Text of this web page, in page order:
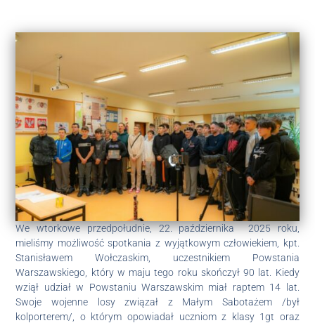
We wtorkowe przedpołudnie, 22. października 2025 roku,
mieliśmy możliwość spotkania z wyjątkowym człowiekiem, kpt.
Stanisławem Wołczaskim, uczestnikiem Powstania
Warszawskiego, który w maju tego roku skończył 90 lat. Kiedy
wziął udział w Powstaniu Warszawskim miał raptem 14 lat.
Swoje wojenne losy związał z Małym Sabotażem /był
kolporterem/, o którym opowiadał uczniom z klasy 1gt oraz